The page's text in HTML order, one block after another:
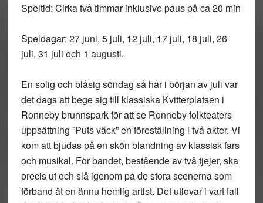
Speltid: Cirka två timmar inklusive paus på ca 20 min
Speldagar: 27 juni, 5 juli, 12 juli, 17 juli, 18 juli, 26
juli, 31 juli och 1 augusti.
En solig och blåsig söndag så här i början av juli var
det dags att bege sig till klassiska Kvitterplatsen i
Ronneby brunnspark för att se Ronneby folkteaters
uppsättning ”Puts väck” en föreställning i två akter. Vi
kom att bjudas på en skön blandning av klassisk fars
och musikal. För bandet, bestående av två tjejer, ska
precis ut och slå igenom på de stora scenerna som
förband åt en ännu hemlig artist. Det utlovar i vart fall